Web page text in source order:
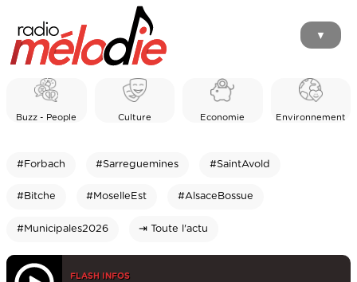
▼
Buzz - People Culture Economie Environnement
#Forbach #Sarreguemines #SaintAvold
#Bitche #MoselleEst #AlsaceBossue
#Municipales2026 ⇥ Toute l'actu
FLASH INFOS